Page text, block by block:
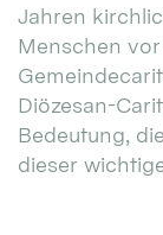
Jahren
Menschen
Diözesan-
Bedeutung,
dieser